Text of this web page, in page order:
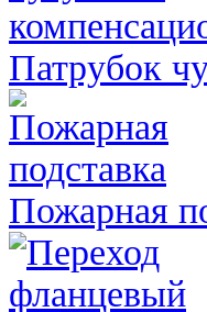
Патрубок
Пожарная